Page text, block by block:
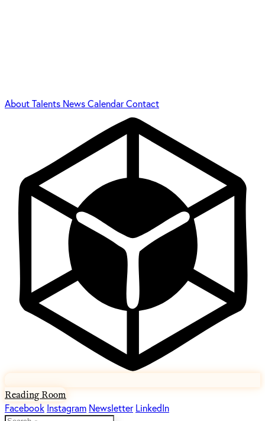
AboutTalents NewsCalendarContact
Reading Room
Facebook Instagram Newsletter LinkedIn